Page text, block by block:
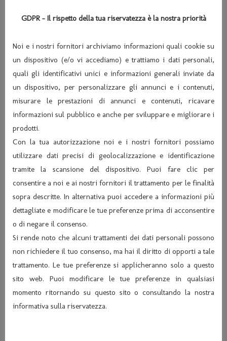
Condividi:
COMUNICARE SICUREZZA INFORMARE PER
PREVENIRE – GIOVEDÌ 19 OTTOBRE ORE 17,30
MIGLIOR SPETTACOLO 2023-2024
GDPR - Il rispetto della tua riservatezza è la nostra priorità
Noi e i nostri fornitori archiviamo informazioni quali cookie su
un dispositivo (e/o vi accediamo) e trattiamo i dati personali,
quali gli identificativi unici e informazioni generali inviate da
un dispositivo, per personalizzare gli annunci e i contenuti,
misurare le prestazioni di annunci e contenuti, ricavare
informazioni sul pubblico e anche per sviluppare e migliorare i
prodotti.
Con la tua autorizzazione noi e i nostri fornitori possiamo
utilizzare dati precisi di geolocalizzazione e identificazione
tramite la scansione del dispositivo. Puoi fare clic per
consentire a noi e ai nostri fornitori il trattamento per le finalità
sopra descritte. In alternativa puoi accedere a informazioni più
dettagliate e modificare le tue preferenze prima di acconsentire
o di negare il consenso.
Si rende noto che alcuni trattamenti dei dati personali possono
non richiedere il tuo consenso, ma hai il diritto di opporti a tale
trattamento. Le tue preferenze si applicheranno solo a questo
sito web. Puoi modificare le tue preferenze in qualsiasi
momento ritornando su questo sito o consultando la nostra
informativa sulla riservatezza.